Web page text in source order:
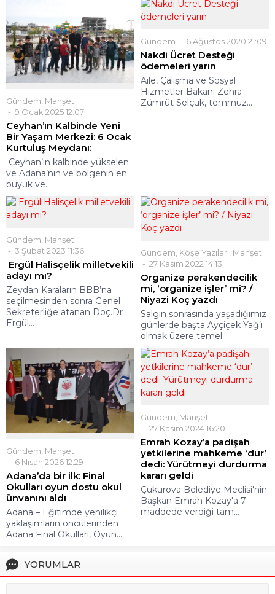
Gündem Manşet
9 Ocak 2025 12:07
Ceyhan’ın Kalbinde Yeni
Bir Yaşam Merkezi: 6 Ocak
Kurtuluş Meydanı:
Ceyhan’ın kalbinde yükselen
ve Adana’nın ve bölgenin en
büyük ve...
Gündem 6 Ağustos 2020 21:09
Nakdi Ücret Desteği
ödemeleri yarın
Aile, Çalışma ve Sosyal
Hizmetler Bakanı Zehra
Zümrüt Selçuk, temmuz...
Gündem Manşet
3 Şubat 2023 11:36
Ergül Halisçelik milletvekili
adayı mı?
Zeydan Karaların BBB’na
seçilmesinden sonra Genel
Sekreterliğe atanan Doç.Dr
Ergül...
Gündem Köşe Yazıları Manşet
27 Kasım 2022 14:13
Organize perakendecilik
mi, ‘organize işler’ mi? /
Niyazi Koç yazdı
Salgın sonrasında yaşadığımız
günlerde başta Ayçiçek Yağ’ı
olmak üzere temel...
Gündem Manşet
6 Nisan 2026 12:29
Adana’da bir ilk: Final
Okulları oyun dostu okul
ünvanını aldı
Adana – Eğitimde yenilikçi
yaklaşımların öncülerinden
Adana Final Okulları, Oyun...
Gündem Manşet
27 Kasım 2024 16:20
Emrah Kozay’a padişah
yetkilerine mahkeme ‘dur’
dedi: Yürütmeyi durdurma
kararı geldi
Çukurova Belediye Meclisi'nin
Başkan Emrah Kozay'a 7
maddede verdiği tam...
YORUMLAR